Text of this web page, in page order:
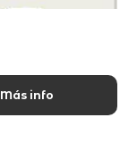
Más info